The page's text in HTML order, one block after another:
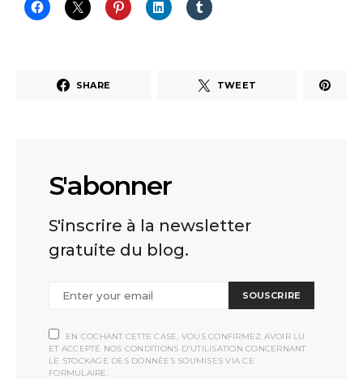
SHARE TWEET
S'abonner
S'inscrire à la newsletter
gratuite du blog.
SOUSCRIRE
EN COCHANT CETTE CASE, VOUS CONFIRMEZ AVOIR LU
ET ACCEPTÉ NOS CONDITIONS D'UTILISATION CONCERNANT
LE STOCKAGE DES DONNÉES SOUMISES VIA CE
FORMULAIRE.